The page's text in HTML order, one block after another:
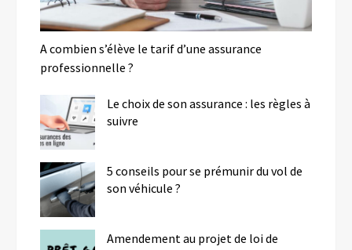
A combien s’élève le tarif d’une assurance
professionnelle ?
Le choix de son assurance : les règles à
suivre
5 conseils pour se prémunir du vol de
son véhicule ?
Amendement au projet de loi de